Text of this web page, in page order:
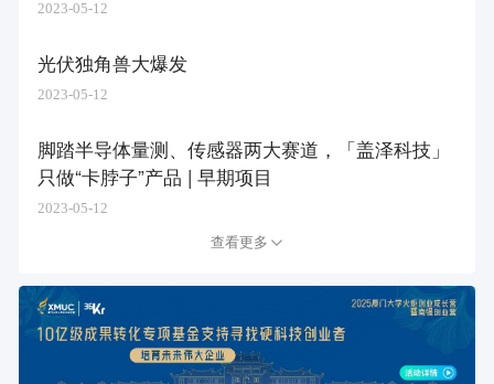
2023-05-12
光伏独角兽大爆发
2023-05-12
脚踏半导体量测、传感器两大赛道，「盖泽科技」
只做“卡脖子”产品 | 早期项目
2023-05-12
查看更多